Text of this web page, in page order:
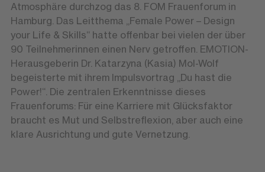
Atmosphäre durchzog das 8. FOM Frauenforum in
Hamburg. Das Leitthema „Female Power – Design
your Life & Skills“ hatte offenbar bei vielen der über
90 Teilnehmerinnen einen Nerv getroffen. EMOTION-
Herausgeberin Dr. Katarzyna (Kasia) Mol-Wolf
begeisterte mit ihrem Impulsvortrag „Du hast die
Power!“. Die zentralen Erkenntnisse dieses
Frauenforums: Für eine Karriere mit Glücksfaktor
braucht es Mut und Selbstreflexion, aber auch eine
klare Ausrichtung und gute Vernetzung.